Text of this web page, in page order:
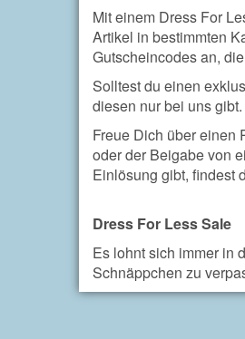
Mit einem Dress For
Artikel in bestimmten
Gutscheincodes an,
Solltest du einen
diesen nur bei uns gibt.
Freue Dich über einen
oder der Beigabe von
Einlösung gibt, findest
Dress For Less Sale
Es lohnt sich immer in
Schnäppchen zu